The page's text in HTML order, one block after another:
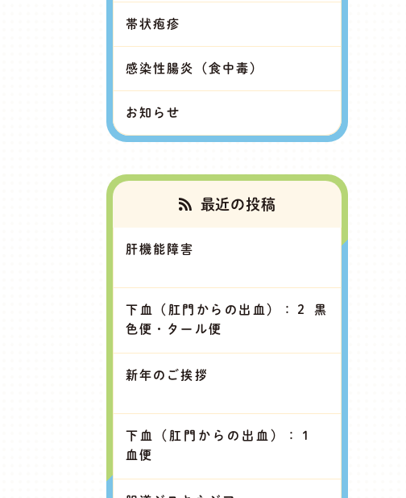
帯状疱疹
感染性腸炎（食中毒）
お知らせ
最近の投稿
肝機能障害
下血（肛門からの出血）：２ 黒
色便・タール便
新年のご挨拶
下血（肛門からの出血）：１
血便